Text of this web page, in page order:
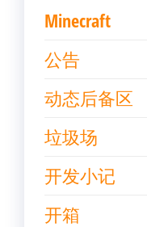
Minecraft
公告
动态后备区
垃圾场
开发小记
开箱